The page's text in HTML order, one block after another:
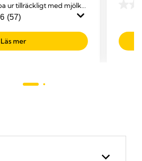
ur tillräckligt med mjölk
barn en kost bestående
(57)
Läs mer
5